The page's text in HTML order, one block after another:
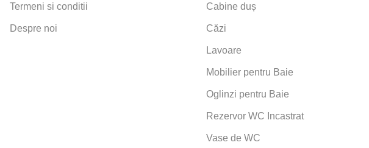
Termeni si conditii
Despre noi
Cabine duș
Căzi
Lavoare
Mobilier pentru Baie
Oglinzi pentru Baie
Rezervor WC Incastrat
Vase de WC
PREPLIN